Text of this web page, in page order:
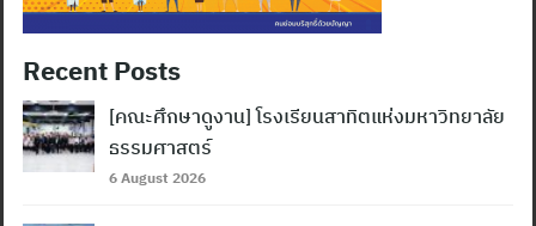
Recent Posts
[คณะศึกษาดูงาน] โรงเรียนสาทิตแห่งมหาวิทยาลัย
ธรรมศาสตร์
6 August 2026